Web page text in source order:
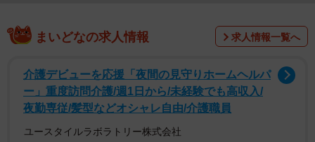
まいどなの求人情報 求人情報一覧へ
介護デビューを応援「夜間の見守りホームヘルパ
ー」重度訪問介護/週1日から/未経験でも高収入/
夜勤専従/髪型などオシャレ自由/介護職員
ユースタイルラボラトリー株式会社